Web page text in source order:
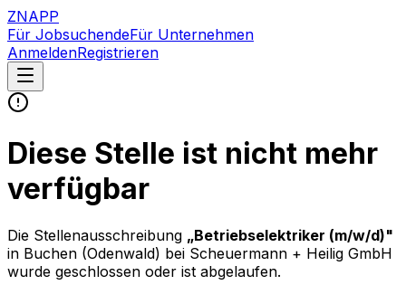
ZNAPP
Für JobsuchendeFür Unternehmen
AnmeldenRegistrieren
Diese Stelle ist nicht mehr
verfügbar
Die Stellenausschreibung „Betriebselektriker (m/w/d)"
in Buchen (Odenwald) bei Scheuermann + Heilig GmbH
wurde geschlossen oder ist abgelaufen.